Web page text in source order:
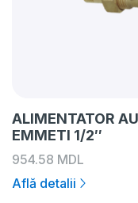
ALIMENTATOR
EMMETI 1/2″
954.58 MDL
Află detalii